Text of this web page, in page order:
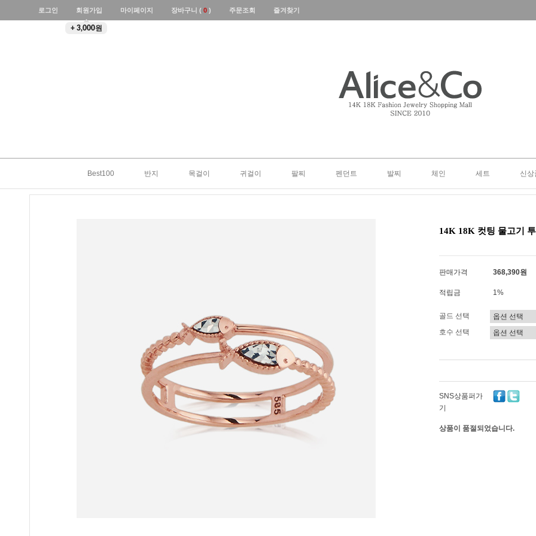
로그인 회원가입
+ 3,000원
마이페이지 장바구니 ( 0 ) 주문조회 즐겨찾기
Best100 반지 목걸이 귀걸이 팔찌 펜던트 발찌 체인 세트 신상
14K 18K 컷팅 물고기
판매가격 368,390원
적립금 1%
골드 선택
호수 선택
SNS상품퍼가
기
상품이 품절되었습니다.